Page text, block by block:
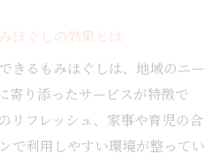
ほぐしの効果とは
きるもみほぐしは、地域のニー
寄り添ったサービスが特徴で
リフレッシュ、家事や育児の合
で利用しやすい環境が整ってい